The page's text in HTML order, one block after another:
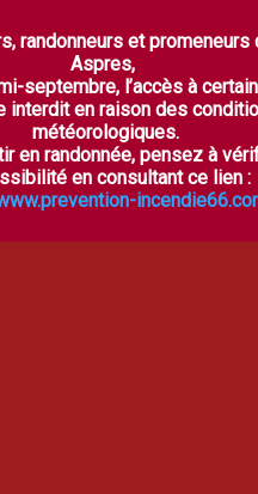
barre d’outils
randonneurs et promeneurs
Aspres,
septembre, l’accès à
interdit en raison des
météorologiques.
en randonnée, pensez à
en consultant ce lien :